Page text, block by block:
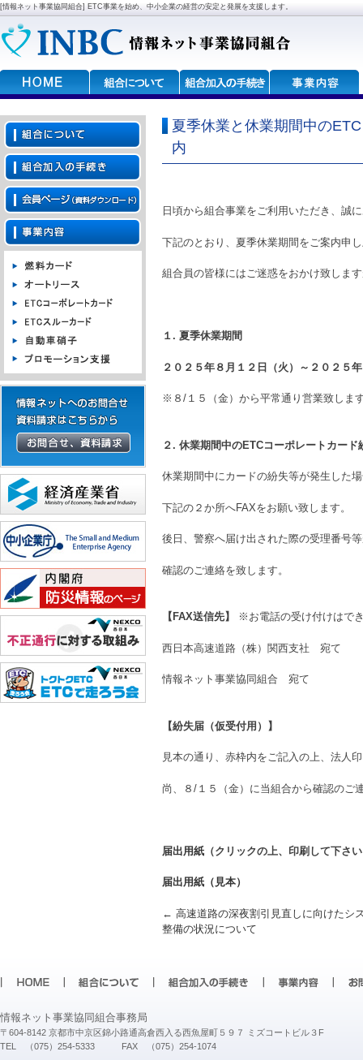
[情報ネット事業協同組合] ETC事業を始め、中小企業の経営の安定と発展を支援します。
夏季休業と休業期間中の
内
日頃から組合事業をご利用いただき、誠
下記のとおり、夏季休業期間をご案内申
組合員の皆様にはご迷惑をおかけ致しま
１. 夏季休業期間
２０２５年８月１２日（火）～２０２５
※８/１５（金）から平常通り営業致しま
２. 休業期間中のETCコーポレートカー
休業期間中にカードの紛失等が発生した
下記の２か所へFAXをお願い致します。
後日、警察へ届け出された際の受理番号
確認のご連絡を致します。
【 FAX送信先】 ※お電話の受け付けはで
西日本高速道路（株）関西支社 宛
情報ネット事業協同組合 宛て
【紛失届（仮受付用）】
見本の通り、赤枠内をご記入の上、法人
尚、８/１５（金）に当組合から確認のご
届出用紙 （クリックの上、印刷して下さ
届出用紙（見本）
Post navigation
← 高速道路の深夜割引見直しに向けたシ
整備の状況について
情報ネット事業協同組合事務局
〒604-8142 京都市中京区錦小路通高倉西入る西魚屋町５９７ ミズコートビル３F
TEL （075）254-5333 FAX （075）254-1074